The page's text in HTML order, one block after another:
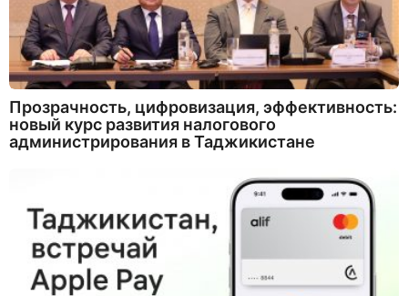
Прозрачность, цифровизация, эффективность:
новый курс развития налогового
администрирования в Таджикистане